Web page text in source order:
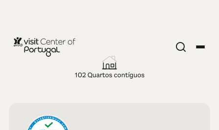
HOTEL — 3 ESTRELAS
Star inn
Peniche
102 Quartos contíguos